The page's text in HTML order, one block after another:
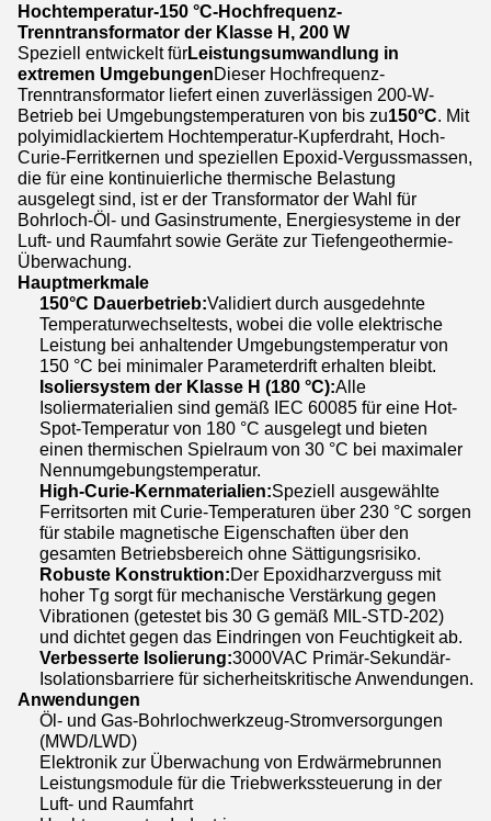
Hochtemperatur-150 °C-Hochfrequenz-
Trenntransformator der Klasse H, 200 W
Speziell entwickelt fürLeistungsumwandlung in
extremen UmgebungenDieser Hochfrequenz-
Trenntransformator liefert einen zuverlässigen 200-W-
Betrieb bei Umgebungstemperaturen von bis zu150°C. Mit
polyimidlackiertem Hochtemperatur-Kupferdraht, Hoch-
Curie-Ferritkernen und speziellen Epoxid-Vergussmassen,
die für eine kontinuierliche thermische Belastung
ausgelegt sind, ist er der Transformator der Wahl für
Bohrloch-Öl- und Gasinstrumente, Energiesysteme in der
Luft- und Raumfahrt sowie Geräte zur Tiefengeothermie-
Überwachung.
Hauptmerkmale
150°C Dauerbetrieb:Validiert durch ausgedehnte
Temperaturwechseltests, wobei die volle elektrische
Leistung bei anhaltender Umgebungstemperatur von
150 °C bei minimaler Parameterdrift erhalten bleibt.
Isoliersystem der Klasse H (180 °C):Alle
Isoliermaterialien sind gemäß IEC 60085 für eine Hot-
Spot-Temperatur von 180 °C ausgelegt und bieten
einen thermischen Spielraum von 30 °C bei maximaler
Nennumgebungstemperatur.
High-Curie-Kernmaterialien:Speziell ausgewählte
Ferritsorten mit Curie-Temperaturen über 230 °C sorgen
für stabile magnetische Eigenschaften über den
gesamten Betriebsbereich ohne Sättigungsrisiko.
Robuste Konstruktion:Der Epoxidharzverguss mit
hoher Tg sorgt für mechanische Verstärkung gegen
Vibrationen (getestet bis 30 G gemäß MIL-STD-202)
und dichtet gegen das Eindringen von Feuchtigkeit ab.
Verbesserte Isolierung:3000VAC Primär-Sekundär-
Isolationsbarriere für sicherheitskritische Anwendungen.
Anwendungen
Öl- und Gas-Bohrlochwerkzeug-Stromversorgungen
(MWD/LWD)
Elektronik zur Überwachung von Erdwärmebrunnen
Leistungsmodule für die Triebwerkssteuerung in der
Luft- und Raumfahrt